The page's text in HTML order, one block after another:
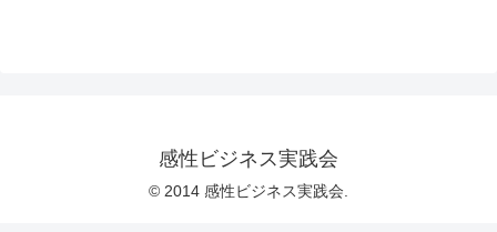
感性ビジネス実践会
© 2014 感性ビジネス実践会.